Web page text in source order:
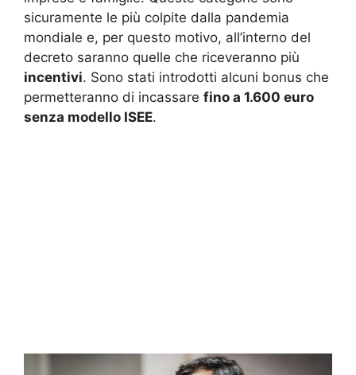
sicuramente le più colpite dalla pandemia
mondiale e, per questo motivo, all’interno del
decreto saranno quelle che riceveranno più
incentivi. Sono stati introdotti alcuni bonus che
permetteranno di incassare fino a 1.600 euro
senza modello ISEE.